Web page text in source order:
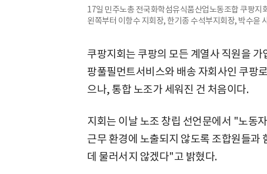
17일 민주노총 전국화학섬유식품산업노동조합 쿠팡지
왼쪽부터 이항수 지회장, 한기종 수석부지회장, 박수윤
쿠팡지회는 쿠팡의 모든 계열사 직원을
팡풀필먼트서비스와 배송 자회사인 쿠팡
으나, 통합 노조가 세워진 건 처음이다.
지회는 이날 노조 창립 선언문에서 "노동
근무 환경에 노출되지 않도록 조합원들과
데 물러서지 않겠다"고 밝혔다.